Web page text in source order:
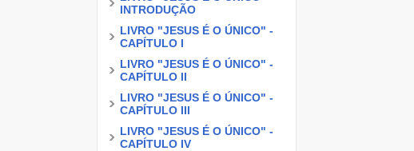
INTRODUÇÃO
LIVRO "JESUS É O ÚNICO" -
CAPÍTULO I
LIVRO "JESUS É O ÚNICO" -
CAPÍTULO II
LIVRO "JESUS É O ÚNICO" -
CAPÍTULO III
LIVRO "JESUS É O ÚNICO" -
CAPÍTULO IV